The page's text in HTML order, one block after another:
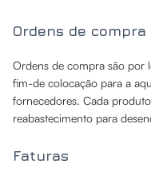
Ordens de compra
Ordens de compra são por
fim-de colocação para a
fornecedores. Cada
reabastecimento para
Faturas